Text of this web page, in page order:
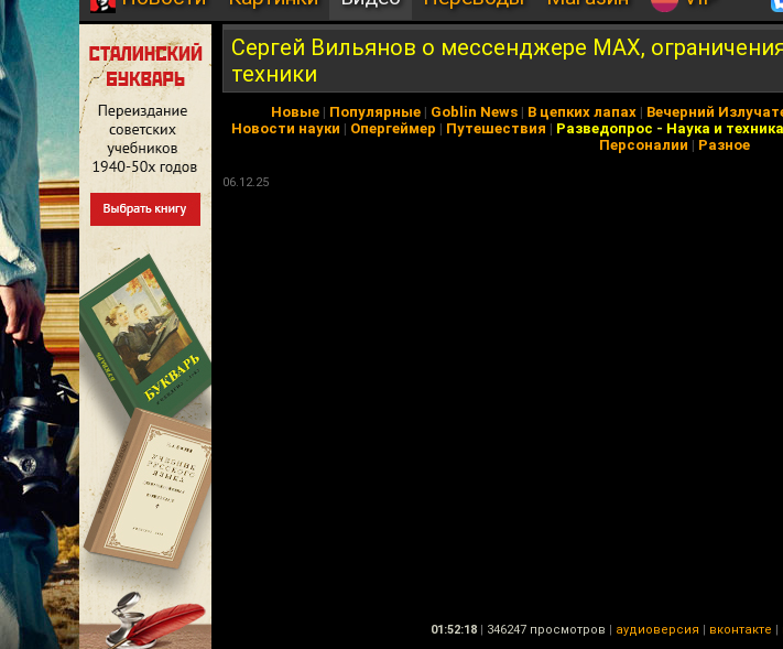
Сергей Вильянов о мессенджере MAX,
техники
Новые | Популярные | Goblin News | В цепких лапах | Вечерний
Новости науки | Опергеймер | Путешествия | Разведопрос - Наука и техника
Персоналии | Разное
06.12.25
01:52:18 | 346247 просмотров | аудиоверсия | вконтакте |